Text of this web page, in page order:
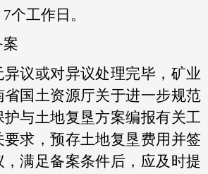
个工作日。
异议或对异议处理完毕，矿业
国土资源厅关于进一步规范
与土地复垦方案编报有关工
求，预存土地复垦费用并签
满足备案条件后，应及时提